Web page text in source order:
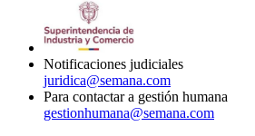
Notificaciones judiciales
juridica@semana.com
Para contactar a gestión humana
gestionhumana@semana.com